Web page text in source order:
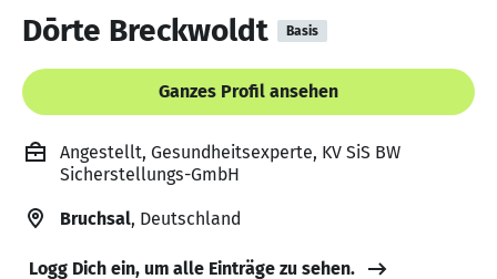
Dōrte Breckwoldt Basis
Ganzes Profil ansehen
Angestellt, Gesundheitsexperte, KV SiS BW
Sicherstellungs-GmbH
Bruchsal, Deutschland
Logg Dich ein, um alle Einträge zu sehen.